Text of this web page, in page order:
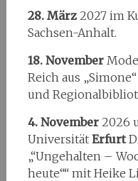
28. März2027 im
Sachsen-Anhalt.
18. November
Reich aus
und
4. November2026
Universität Erfurt
„“Ungehalten –
heute““ mit Heike